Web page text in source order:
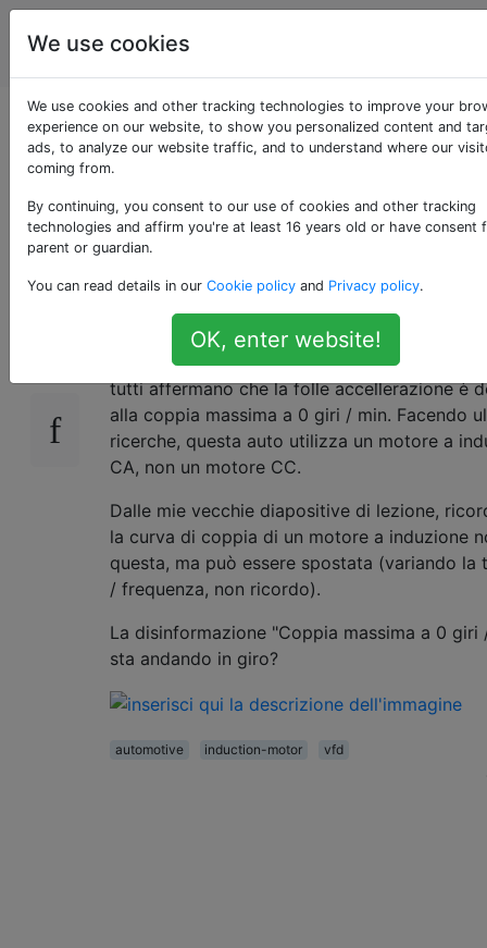
Ingegnere
elettrico
Tesla Car “coppia
massima a 0 RPM” -
è corretto?
Tesla Model S Wiki
Ho visto i video di YouTube su questa
tutti affermano che la folle accellerazione è
alla coppia massima a 0 giri / min. Facendo
ricerche, questa auto utilizza un motore a
CA, non un motore CC.
Dalle mie vecchie diapositive di lezione,
la curva di coppia di un motore a induzione
questa, ma può essere spostata (variando la
/ frequenza, non ricordo).
La disinformazione "Coppia massima a 0 giri
sta andando in giro?
automotive induction-motor
vfd
We use cookies
We use cookies and other tracking technologies to improve your
experience on our website, to show you personalized content and
ads, to analyze our website traffic, and to understand where our
coming from.
By continuing, you consent to our use of cookies and other tracking
technologies and affirm you're at least 16 years old or have consent
parent or guardian.
You can read details in our Cookie policy and Privacy policy.
OK, enter website!